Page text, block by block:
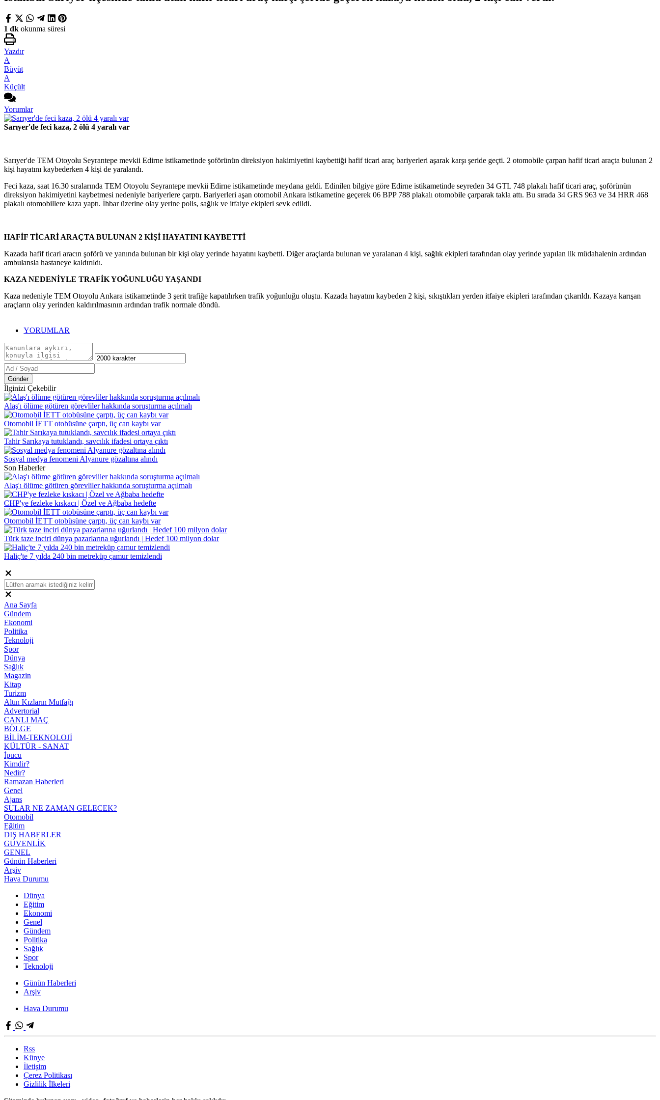
1 dk okunma süresi
Yazdır
A
Büyüt
A
Küçült
Yorumlar
Sarıyer'de feci kaza, 2 ölü 4 yaralı var
Sarıyer'de TEM Otoyolu Seyrantepe mevkii Edirne istikametinde şoförünün direksiyon hakimiyetini kaybettiği hafif ticari araç bariyerleri aşarak karşı şeride geçti. 2 otomobile çarpan hafif ticari araçta bulunan 2
kişi hayatını kaybederken 4 kişi de yaralandı.
Feci kaza, saat 16.30 sıralarında TEM Otoyolu Seyrantepe mevkii Edirne istikametinde meydana geldi. Edinilen bilgiye göre Edirne istikametinde seyreden 34 GTL 748 plakalı hafif ticari araç, şoförünün
direksiyon hakimiyetini kaybetmesi nedeniyle bariyerlere çarptı. Bariyerleri aşan otomobil Ankara istikametine geçerek 06 BPP 788 plakalı otomobile çarparak takla attı. Bu sırada 34 GRS 963 ve 34 HRR 468
plakalı otomobillere kaza yaptı. İhbar üzerine olay yerine polis, sağlık ve itfaiye ekipleri sevk edildi.
HAFİF TİCARİ ARAÇTA BULUNAN 2 KİŞİ HAYATINI KAYBETTİ
Kazada hafif ticari aracın şoförü ve yanında bulunan bir kişi olay yerinde hayatını kaybetti. Diğer araçlarda bulunan ve yaralanan 4 kişi, sağlık ekipleri tarafından olay yerinde yapılan ilk müdahalenin ardından
ambulansla hastaneye kaldırıldı.
KAZA NEDENİYLE TRAFİK YOĞUNLUĞU YAŞANDI
Kaza nedeniyle TEM Otoyolu Ankara istikametinde 3 şerit trafiğe kapatılırken trafik yoğunluğu oluştu. Kazada hayatını kaybeden 2 kişi, sıkıştıkları yerden itfaiye ekipleri tarafından çıkarıldı. Kazaya karışan
araçların olay yerinden kaldırılmasının ardından trafik normale döndü.
YORUMLAR
Gönder
İlginizi Çekebilir
Alaş'ı ölüme götüren görevliler hakkında soruşturma açılmalı
Otomobil İETT otobüsüne çarptı, üç can kaybı var
Tahir Sarıkaya tutuklandı, savcılık ifadesi ortaya çıktı
Sosyal medya fenomeni Alyanure gözaltına alındı
Son Haberler
Alaş'ı ölüme götüren görevliler hakkında soruşturma açılmalı
CHP'ye fezleke kıskacı | Özel ve Ağbaba hedefte
Otomobil İETT otobüsüne çarptı, üç can kaybı var
Türk taze inciri dünya pazarlarına uğurlandı | Hedef 100 milyon dolar
Haliç'te 7 yılda 240 bin metreküp çamur temizlendi
Ana Sayfa
Gündem
Ekonomi
Politika
Teknoloji
Spor
Dünya
Sağlık
Magazin
Kitap
Turizm
Altın Kızların Mutfağı
Advertorial
CANLI MAÇ
BÖLGE
BİLİM-TEKNOLOJİ
KÜLTÜR - SANAT
İpucu
Kimdir?
Nedir?
Ramazan Haberleri
Genel
Ajans
SULAR NE ZAMAN GELECEK?
Otomobil
Eğitim
DIŞ HABERLER
GÜVENLİK
GENEL
Günün Haberleri
Arşiv
Hava Durumu
Dünya
Eğitim
Ekonomi
Genel
Gündem
Politika
Sağlık
Spor
Teknoloji
Günün Haberleri
Arşiv
Hava Durumu
Rss
Künye
İletişim
Çerez Politikası
Gizlilik İlkeleri